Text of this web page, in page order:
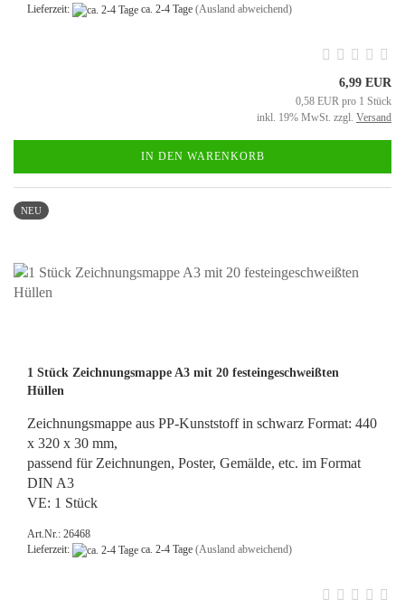
Lieferzeit:
ca. 2-4 Tage (Ausland abweichend)
6,99 EUR
0,58 EUR pro 1 Stück
inkl. 19% MwSt. zzgl. Versand
IN DEN WARENKORB
NEU
1 Stück Zeichnungsmappe A3 mit 20 festeingeschweißten
Hüllen
Zeichnungsmappe aus PP-Kunststoff in schwarz Format: 440
x 320 x 30 mm,
passend für Zeichnungen, Poster, Gemälde, etc. im Format
DIN A3
VE: 1 Stück
Art.Nr.: 26468
Lieferzeit:
ca. 2-4 Tage (Ausland abweichend)